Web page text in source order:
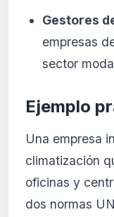
Gestores
empresas
sector
Ejemplo
Una empresa
climatización
oficinas y
dos normas